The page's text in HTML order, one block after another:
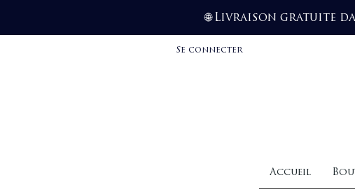
🌐 Livraison gratuite
Se connecter
Accueil